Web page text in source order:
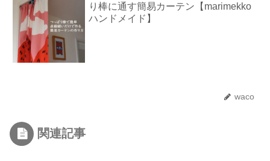
り棒に通す簡易カーテン【marimekko
ハンドメイド】
waco
関連記事